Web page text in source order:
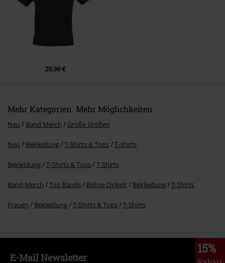
29,99 €
Mehr Kategorien. Mehr Möglichkeiten.
Neu Band Merch Große Größen
Neu Bekleidung T-Shirts & Tops T-shirts
Bekleidung T-Shirts & Tops T-Shirts
Band Merch Top Bands Böhse Onkelz Bekleidung T-Shirts
Frauen Bekleidung T-Shirts & Tops T-Shirts
15%
E-Mail Newsletter